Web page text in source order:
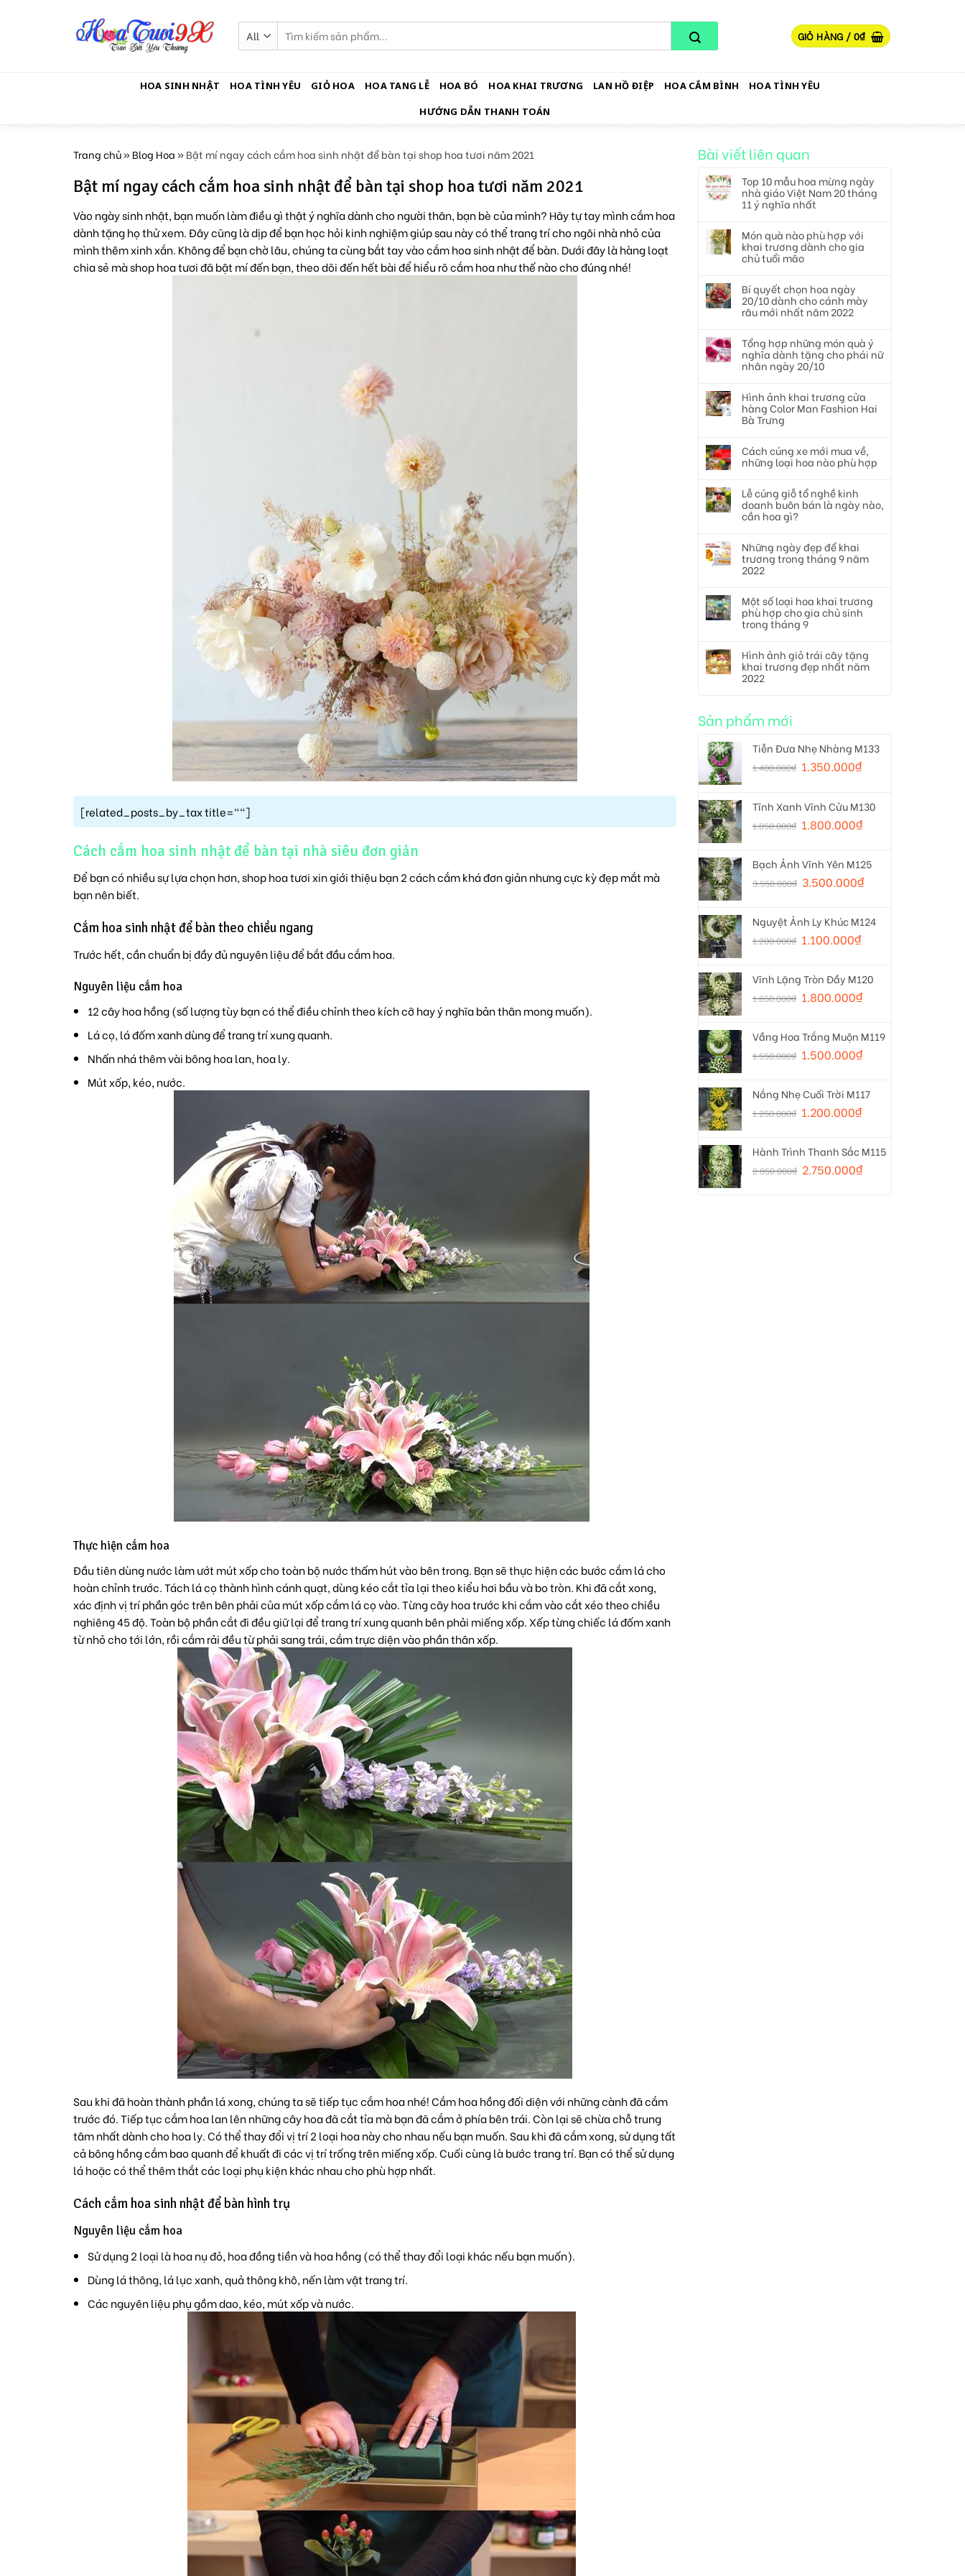
kiếm:
GIỎ HÀNG / 0₫
HOA SINH NHẬT HOA TÌNH YÊU GIỎ HOA HOA TANG LỄ HOA BÓ HOA KHAI TRƯƠNG LAN HỒ ĐIỆP HOA CẮM BÌNH
HOA TÌNH YÊU
HƯỚNG DẪN THANH TOÁN
Trang chủ»Blog Hoa»Bật mí ngay cách cắm hoa sinh nhật để bàn tại shop hoa tươi năm 2021
Bật mí ngay cách cắm hoa sinh nhật để bàn tại shop hoa tươi năm 2021
Vào ngày sinh nhật, bạn muốn làm điều gì thật ý nghĩa dành cho người thân, bạn bè của mình? Hãy tự tay mình cắm hoa
dành tặng họ thử xem. Đây cũng là dịp để bạn học hỏi kinh nghiệm giúp sau này có thể trang trí cho ngôi nhà nhỏ của
mình thêm xinh xắn. Không để bạn chờ lâu, chúng ta cùng bắt tay vào cắm hoa sinh nhật để bàn. Dưới đây là hàng loạt
chia sẻ mà shop hoa tươi đã bật mí đến bạn, theo dõi đến hết bài để hiểu rõ cắm hoa như thế nào cho đúng nhé!
[related_posts_by_tax title=""]
Cách cắm hoa sinh nhật để bàn tại nhà siêu đơn giản
Để bạn có nhiều sự lựa chọn hơn, shop hoa tươi xin giới thiệu bạn 2 cách cắm khá đơn giản nhưng cực kỳ đẹp mắt mà
bạn nên biết.
Cắm hoa sinh nhật để bàn theo chiều ngang
Trước hết, cần chuẩn bị đầy đủ nguyên liệu để bắt đầu cắm hoa.
Nguyên liệu cắm hoa
12 cây hoa hồng (số lượng tùy bạn có thể điều chỉnh theo kích cỡ hay ý nghĩa bản thân mong muốn).
Lá cọ, lá đốm xanh dùng để trang trí xung quanh.
Nhấn nhá thêm vài bông hoa lan, hoa ly.
Mút xốp, kéo, nước.
Thực hiện cắm hoa
Đầu tiên dùng nước làm ướt mút xốp cho toàn bộ nước thấm hút vào bên trong. Bạn sẽ thực hiện các bước cắm lá cho
hoàn chỉnh trước. Tách lá cọ thành hình cánh quạt, dùng kéo cắt tỉa lại theo kiểu hơi bầu và bo tròn. Khi đã cắt xong,
xác định vị trí phần góc trên bên phải của mút xốp cắm lá cọ vào. Từng cây hoa trước khi cắm vào cắt xéo theo chiều
nghiêng 45 độ. Toàn bộ phần cắt đi đều giữ lại để trang trí xung quanh bên phải miếng xốp. Xếp từng chiếc lá đốm xanh
từ nhỏ cho tới lớn, rồi cắm rải đều từ phải sang trái, cắm trực diện vào phần thân xốp.
Sau khi đã hoàn thành phần lá xong, chúng ta sẽ tiếp tục cắm hoa nhé! Cắm hoa hồng đối diện với những cành đã cắm
trước đó. Tiếp tục cắm hoa lan lên những cây hoa đã cắt tỉa mà bạn đã cắm ở phía bên trái. Còn lại sẽ chừa chỗ trung
tâm nhất dành cho hoa ly. Có thể thay đổi vị trí 2 loại hoa này cho nhau nếu bạn muốn. Sau khi đã cắm xong, sử dụng tất
cả bông hồng cắm bao quanh để khuất đi các vị trí trống trên miếng xốp. Cuối cùng là bước trang trí. Bạn có thể sử dụng
lá hoặc có thể thêm thắt các loại phụ kiện khác nhau cho phù hợp nhất.
Cách cắm hoa sinh nhật để bàn hình trụ
Nguyên liệu cắm hoa
Sử dụng 2 loại là hoa nụ đỏ, hoa đồng tiền và hoa hồng (có thể thay đổi loại khác nếu bạn muốn).
Dùng lá thông, lá lục xanh, quả thông khô, nến làm vật trang trí.
Các nguyên liệu phụ gồm dao, kéo, mút xốp và nước.
Bài viết liên quan
Top 10 mẫu hoa mừng ngày
nhà giáo Việt Nam 20 tháng
11 ý nghĩa nhất
Món quà nào phù hợp với
khai trương dành cho gia
chủ tuổi mão
Bí quyết chọn hoa ngày
20/10 dành cho cánh mày
râu mới nhất năm 2022
Tổng hợp những món quà ý
nghĩa dành tặng cho phái nữ
nhân ngày 20/10
Hình ảnh khai trương cửa
hàng Color Man Fashion Hai
Bà Trưng
Cách cúng xe mới mua về,
những loại hoa nào phù hợp
Lễ cúng giỗ tổ nghề kinh
doanh buôn bán là ngày nào,
cần hoa gì?
Những ngày đẹp để khai
trương trong tháng 9 năm
2022
Một số loại hoa khai trương
phù hợp cho gia chủ sinh
trong tháng 9
Hình ảnh giỏ trái cây tặng
khai trương đẹp nhất năm
2022
Sản phẩm mới
Tiễn Đưa Nhẹ Nhàng M133
1.400.000₫ 1.350.000₫
Tĩnh Xanh Vĩnh Cửu M130
1.850.000₫ 1.800.000₫
Bạch Ảnh Vĩnh Yên M125
3.550.000₫ 3.500.000₫
Nguyệt Ảnh Ly Khúc M124
1.200.000₫ 1.100.000₫
Vĩnh Lặng Tròn Đầy M120
1.850.000₫ 1.800.000₫
Vầng Hoa Trắng Muộn M119
1.550.000₫ 1.500.000₫
Nắng Nhẹ Cuối Trời M117
1.250.000₫ 1.200.000₫
Hành Trình Thanh Sắc M115
2.850.000₫ 2.750.000₫